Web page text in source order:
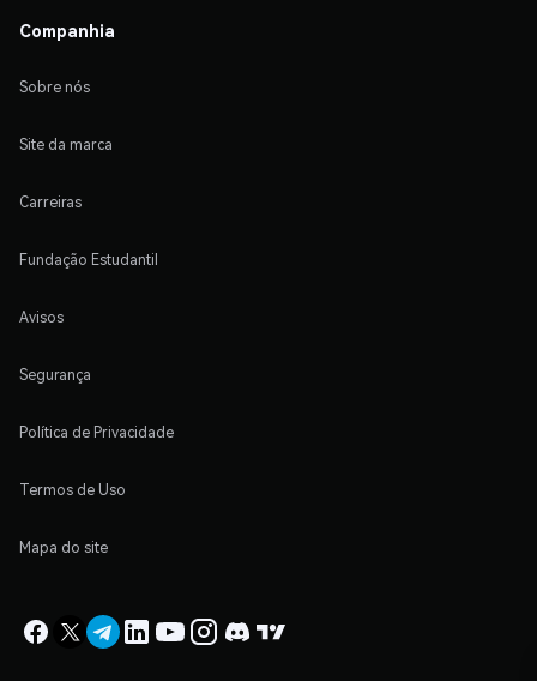
Companhia
Sobre nós
Site da marca
Carreiras
Fundação Estudantil
Avisos
Segurança
Política de Privacidade
Termos de Uso
Mapa do site